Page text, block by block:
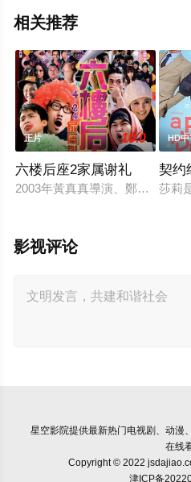
相关推荐
正片 10.0
六楼后座2家属谢礼
2003年黃真真導演、鄭丹瑞編
HD
契约
莎莉
影视评论
星空影院提供最新热门电视剧、动漫
在线
Copyright © 2022
津ICP备